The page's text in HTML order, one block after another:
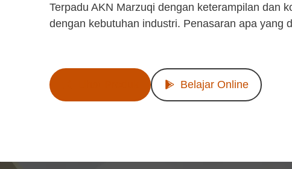
Terpadu AKN Marzuqi dengan keterampilan dan
dengan kebutuhan industri. Penasaran apa yang
Belajar Online